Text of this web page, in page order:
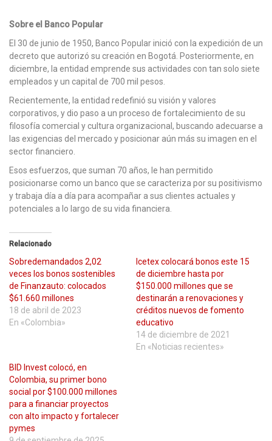
Sobre el Banco Popular
El 30 de junio de 1950, Banco Popular inició con la expedición de un
decreto que autorizó su creación en Bogotá. Posteriormente, en
diciembre, la entidad emprende sus actividades con tan solo siete
empleados y un capital de 700 mil pesos.
Recientemente, la entidad redefinió su visión y valores
corporativos, y dio paso a un proceso de fortalecimiento de su
filosofía comercial y cultura organizacional, buscando adecuarse a
las exigencias del mercado y posicionar aún más su imagen en el
sector financiero.
Esos esfuerzos, que suman 70 años, le han permitido
posicionarse como un banco que se caracteriza por su positivismo
y trabaja día a día para acompañar a sus clientes actuales y
potenciales a lo largo de su vida financiera.
Relacionado
Sobredemandados 2,02
veces los bonos sostenibles
de Finanzauto: colocados
$61.660 millones
18 de abril de 2023
En «Colombia»
Icetex colocará bonos este 15
de diciembre hasta por
$150.000 millones que se
destinarán a renovaciones y
créditos nuevos de fomento
educativo
14 de diciembre de 2021
En «Noticias recientes»
BID Invest colocó, en
Colombia, su primer bono
social por $100.000 millones
para a financiar proyectos
con alto impacto y fortalecer
pymes